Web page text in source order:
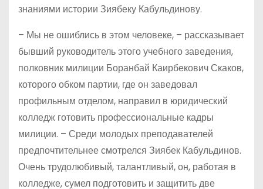
знаниями истории Зиябеку Кабульдинову.
– Мы не ошиблись в этом человеке, – рассказывает
бывший руководитель этого учебного заведения,
полковник милиции Боранбай Каирбекович Скаков,
которого обком партии, где он заведовал
профильным отделом, направил в юридический
колледж готовить профессиональные кадры
милиции. – Среди молодых преподавателей
предпочтительнее смотрелся Зиябек Кабульдинов.
Очень трудолюбивый, талантливый, он, работая в
колледже, сумел подготовить и защитить две